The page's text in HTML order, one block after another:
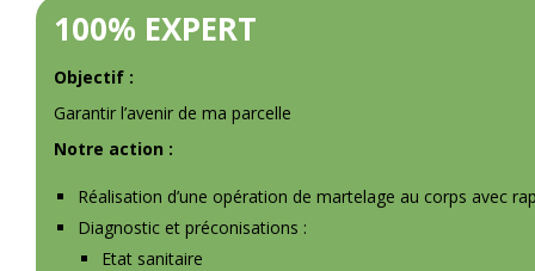
100% EXPERT
Objectif :
Garantir l’avenir de ma parcelle
Notre action :
Réalisation d’une opération de martelage au corps avec
Diagnostic et préconisations :
Etat sanitaire